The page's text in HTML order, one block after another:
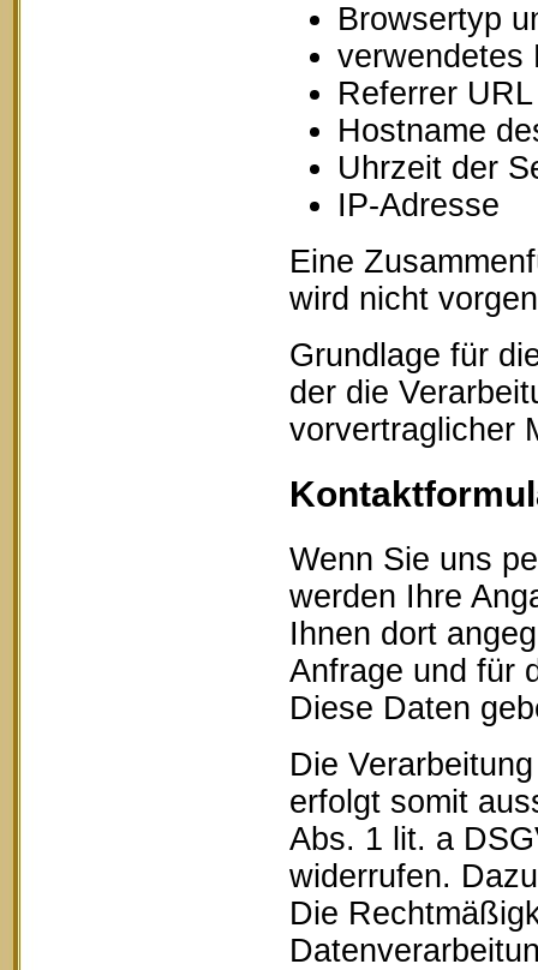
Browsertyp
verwendetes
Referrer URL
Hostname
Uhrzeit der
IP-Adresse
Eine
wird nicht
Grundlage für
der die
vorvertraglicher
Wenn Sie uns
werden Ihre
Ihnen dort
Anfrage und für
Diese Daten
Die
erfolgt somit
Abs. 1 lit. a
widerrufen.
Die